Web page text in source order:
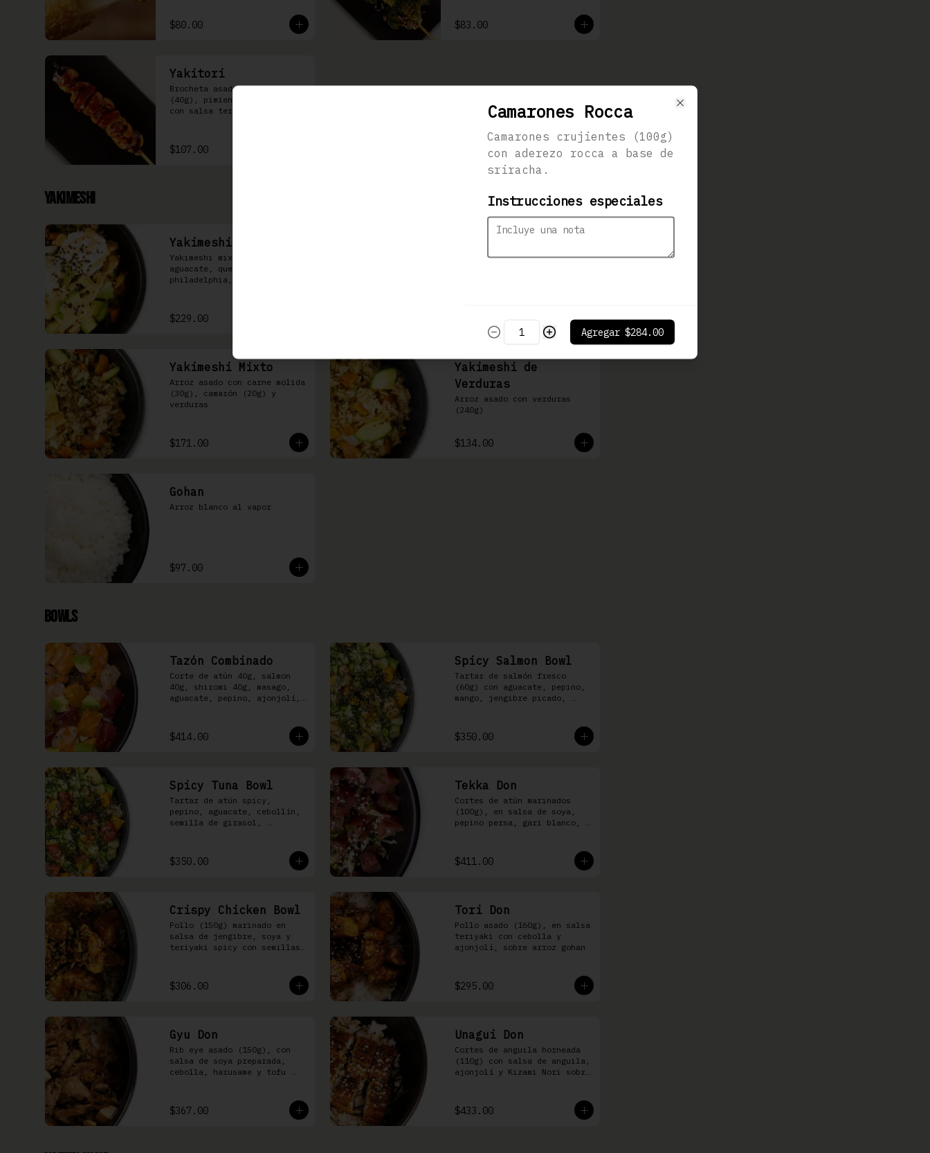
$80.00 $83.00
Yakitori
Brocheta asada de pollo
(40g), pimiento y cebolla
con salsa teriyaki
$107.00
Yakimeshi
Yakimeshi Culichi
Yakimeshi mixto con
aguacate, queso
philadelphia, tampico y
$229.00
Arroz asado con pollo (50g)
Yakimeshi Mixto
Arroz asado con carne molida
(30g), camarón (20g) y
verduras
$171.00
Yakimeshi de
Verduras
Arroz asado con verduras
(240g)
$134.00
Gohan
Arroz blanco al vapor
$97.00
Bowls
Tazón Combinado
Corte de atún 40g, salmon
40g, shiromi 40g, masago,
aguacate, pepino, ajonjolí,
$414.00
Spicy Salmon Bowl
Tartar de salmón fresco
(60g) con aguacate, pepino,
mango, jengibre picado,
sobre arroz shari
$350.00
Spicy Tuna Bowl
Tartar de atún spicy,
pepino, aguacate, cebollín,
semilla de girasol,
spicy y arroz shari
$350.00
Tekka Don
Cortes de atún marinados
(100g), en salsa de soya,
pepino persa, gari blanco,
$411.00
Crispy Chicken Bowl
Pollo (150g) marinado en
salsa de jengibre, soya y
teriyaki spicy con semillas
shari.
$306.00
Tori Don
Pollo asado (160g), en salsa
teriyaki con cebolla y
ajonjolí, sobre arroz gohan
$295.00
Gyu Don
Rib eye asado (150g), con
salsa de soya preparada,
cebolla, harusame y tofu
$367.00
Unagui Don
Cortes de anguila horneada
(110g) con salsa de anguila,
ajonjolí y Kizami Nori sobre
$433.00
Camarones Rocca
Camarones crujientes (100g)
con aderezo rocca a base de
sriracha.
Instrucciones especiales
Agregar $284.00